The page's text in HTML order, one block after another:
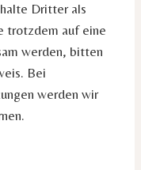
Dritter als
trotzdem auf eine
werden, bitten
Bei
werden wir